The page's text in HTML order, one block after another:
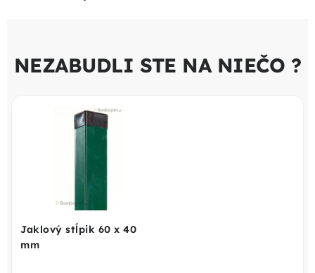
NEZABUDLI STE NA NIEČO ?
Jaklový stĺpik 60 x 40
mm